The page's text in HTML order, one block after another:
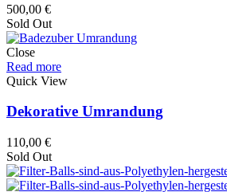
500,00 €
Sold Out
Close
Read more
Quick View
Dekorative Umrandung
110,00 €
Sold Out